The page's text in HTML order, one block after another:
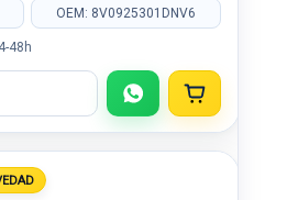
OEM: 8V0925301DNV6
48h